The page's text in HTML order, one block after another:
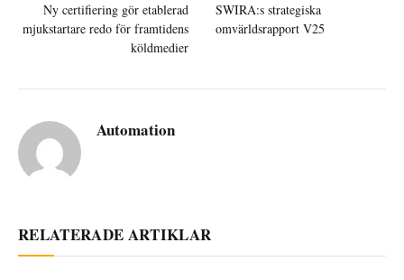
Ny certifiering gör etablerad
mjukstartare redo för framtidens
köldmedier
SWIRA:s strategiska
omvärldsrapport V25
Automation
RELATERADE ARTIKLAR